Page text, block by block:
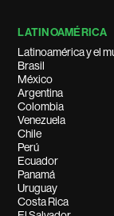
LATINOAMÉRICA
Latinoamérica y el
Brasil
México
Argentina
Colombia
Venezuela
Chile
Perú
Ecuador
Panamá
Uruguay
Costa Rica